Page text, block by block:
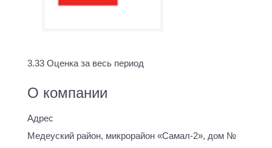
3.33 Оценка за весь период
О компании
Адрес
Медеуский район, микрорайон «Самал-2», дом №